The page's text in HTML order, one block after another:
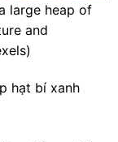
large heap of
and
hạt bí xanh